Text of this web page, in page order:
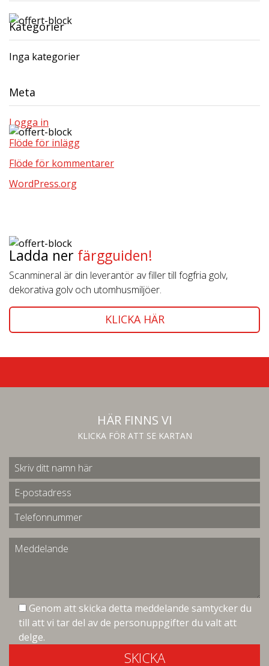
Kategorier
Inga kategorier
Meta
Logga in
Flöde för inlägg
Flöde för kommentarer
WordPress.org
Ladda ner färgguiden!
Scanmineral är din leverantör av filler till fogfria golv,
dekorativa golv och utomhusmiljöer.
KLICKA HÄR
HÄR FINNS VI
KLICKA FÖR ATT SE KARTAN
Genom att skicka detta meddelande samtycker du
till att vi tar del av de personuppgifter du valt att
delge.
SKICKA